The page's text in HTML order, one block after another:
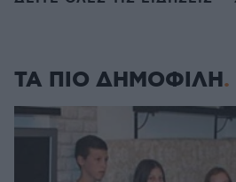
ΤΑ ΠΙΟ ΔΗΜΟΦΙΛΗ